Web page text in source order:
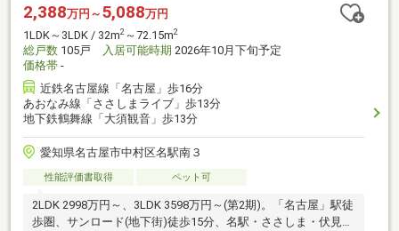
2,388万円～ 5,088万円
1LDK～3LDK / 32m2 ～72.15m2
総戸数 105戸 入居可能時期 2026年10月下旬予定
価格帯 -
近鉄名古屋線「名古屋」歩16分
あおなみ線「ささしまライブ」歩13分
地下鉄鶴舞線「大須観音」歩13分
愛知県名古屋市中村区名駅南３
性能評価書取得 ペット可
2LDK 2998万円～、3LDK 3598万円～(第2期)。「名古屋」駅徒
歩圏、サンロード(地下街)徒歩15分、名駅・ささしま・伏見・